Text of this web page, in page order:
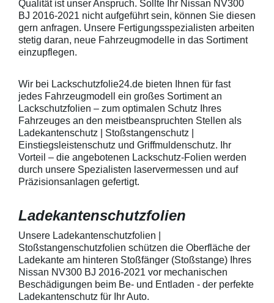
beigelegter Anleitung) benetzen,
diese danach auflegen und mittig
anstreichen - anschließend die
Lackschutzfolie mittels Fön
erwärmen und von der Mitte
heraus in alle Richtungen
kontaktieren Sie uns bitte
telefonisch. Lieferumfang
transparente Lackschutzfolie 5
Stück Lackschutzpads für 5
Griffmulden / Griffschalen
Merkmale Spezielle Vinylfolie mit
bestmöglichem Schutz gegen
Kratzer und Abrieb Bestens
geeignet zum Schutz von
Fahrzeugkarosserien gegen
mechanische Einwirkung am
Fahrzeugkarosserien und
mechanische Einwirkung
entwickeltStärke der Folie beträgt
150 µmSchützt den wertvollen
Lack in der GriffmuldenKeine
unschönen Kratzer durch
Fingenägel oder Ringe in den
GriffmuldenSpezielle Vinylfolie mit
bestmöglichem Schutz gegen
Schutzpads
sollten die
Griffmulden
Aussenrändern
Folie mit
beigelegter
diese danach
anstreichen -
Lackschutzfolie
heraus in alle
ausstreichen.
kontaktieren
telefonisch.
geeignet zum
mechanische
zum Schutz von
Qualität ist unser Anspruch. Sollte Ihr Nissan NV300
BJ 2016-2021 nicht aufgeführt sein, können Sie diesen
gern anfragen. Unsere Fertigungsspezialisten arbeiten
stetig daran, neue Fahrzeugmodelle in das Sortiment
einzupflegen.
Wir bei Lackschutzfolie24.de bieten Ihnen für fast
jedes Fahrzeugmodell ein großes Sortiment an
Lackschutzfolien – zum optimalen Schutz Ihres
Fahrzeuges an den meistbeanspruchten Stellen als
Ladekantenschutz | Stoßstangenschutz |
Einstiegsleistenschutz und Griffmuldenschutz. Ihr
Vorteil – die angebotenen Lackschutz-Folien werden
durch unsere Spezialisten laservermessen und auf
Präzisionsanlagen gefertigt.
Ladekantenschutzfolien
Unsere Ladekantenschutzfolien |
Stoßstangenschutzfolien schützen die Oberfläche der
Ladekante am hinteren Stoßfänger (Stoßstange) Ihres
Nissan NV300 BJ 2016-2021 vor mechanischen
Beschädigungen beim Be- und Entladen - der perfekte
Ladekantenschutz für Ihr Auto.